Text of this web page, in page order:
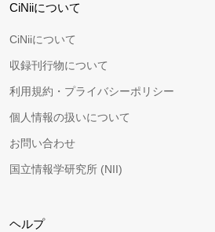
CiNiiについて
CiNiiについて
収録刊行物について
利用規約・プライバシーポリシー
個人情報の扱いについて
お問い合わせ
国立情報学研究所 (NII)
ヘルプ